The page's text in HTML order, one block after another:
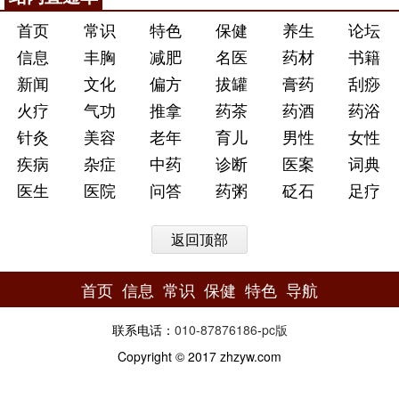
首页 常识 特色 保健 养生
论坛
信息
丰胸 减肥 名医 药材
书籍
新闻
文化 偏方 拔罐 膏药
刮痧
火疗
气功 推拿 药茶 药酒
药浴
针灸
美容 老年 育儿 男性
女性
疾病
杂症 中药 诊断 医案
词典
医生
医院 问答 药粥 砭石 足疗
返回顶部
首页 信息 常识 保健 特色 导航
联系电话： 010-87876186-pc版
Copyright © 2017 zhzyw.com